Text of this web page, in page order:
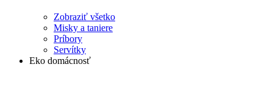
Zobraziť všetko
Misky a taniere
Príbory
Servítky
Eko domácnosť